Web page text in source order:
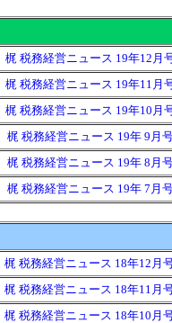
梶 税務経営ニュース 19年12月
梶 税務経営ニュース 19年11月
梶 税務経営ニュース 19年10月
梶 税務経営ニュース 19年 9月
梶 税務経営ニュース 19年 8月
梶 税務経営ニュース 19年 7月
梶 税務経営ニュース 18年12月
梶 税務経営ニュース 18年11月
梶 税務経営ニュース 18年10月